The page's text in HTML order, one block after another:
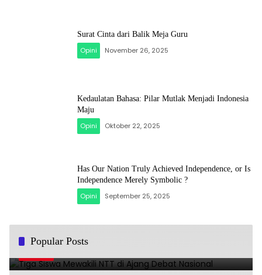
Surat Cinta dari Balik Meja Guru
Opini November 26, 2025
Kedaulatan Bahasa: Pilar Mutlak Menjadi Indonesia
Maju
Opini Oktober 22, 2025
Has Our Nation Truly Achieved Independence, or Is
Independence Merely Symbolic ?
Opini September 25, 2025
Popular Posts
1 Tiga Siswa Mewakili NTT di Ajang Debat Nasional